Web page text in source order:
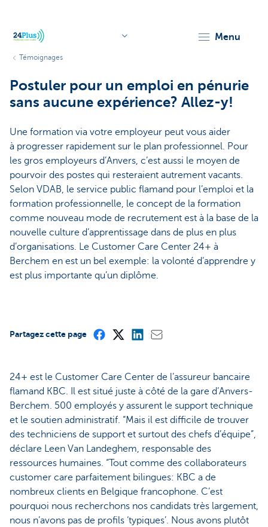
menu
Témoignages
Postuler pour un emploi en pénurie
sans aucune expérience? Allez-y!
Une formation via votre employeur peut vous aider
à progresser rapidement sur le plan professionnel. Pour
les gros employeurs d’Anvers, c’est aussi le moyen de
pourvoir des postes qui resteraient autrement vacants.
Selon VDAB, le service public flamand pour l’emploi et la
formation professionnelle, le concept de la formation
comme nouveau mode de recrutement est à la base de la
nouvelle culture d’apprentissage dans de plus en plus
d’organisations. Le Customer Care Center 24+ à
Berchem en est un bel exemple: la volonté d’apprendre y
est plus importante qu’un diplôme.
Partagez cette page
24+ est le Customer Care Center de l’assureur bancaire
flamand KBC. Il est situé juste à côté de la gare d’Anvers-
Berchem. 500 employés y assurent le support technique
et le soutien administratif. “Mais il est difficile de trouver
des techniciens de support et surtout des chefs d’équipe”,
déclare Leen Van Landeghem, responsable des
ressources humaines. “Tout comme des collaborateurs
customer care parfaitement bilingues: KBC a de
nombreux clients en Belgique francophone. C’est
pourquoi nous recherchons nos candidats très largement,
nous n’avons pas de profils ‘typiques’. Nous avons plutôt